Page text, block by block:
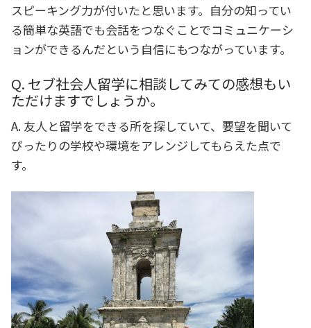
スピーキング力が付いたと思います。自分の知ってい
る簡単な英語でも会話をつなぐことでコミュニケーシ
ョンができるんだという自信にもつながっています。
Q. セブ社会人留学に相談してみての感想もい
ただけますでしょうか。
A. 友人と留学をできる所を探していて、要望を聞いて
ぴったりの学校や環境をアレンジしてもらえた点で
す。